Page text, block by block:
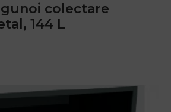
colectare
144 L